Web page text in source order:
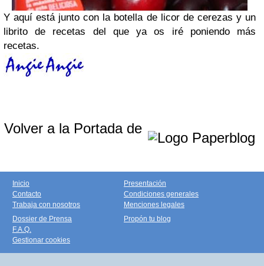
Y aquí está junto con la botella de licor de cerezas y un
librito de recetas del que ya os iré poniendo más
recetas.
Volver a la Portada de
Inicio
Contacto
Trabaja con nosotros
Presentación
Condiciones generales
Menciones legales
Dossier de Prensa
F.A.Q.
Gestionar cookies
Propón tu blog